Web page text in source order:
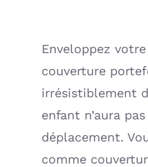
Enveloppez
couverture
irrésistiblement
enfant n’aura
déplacement.
comme